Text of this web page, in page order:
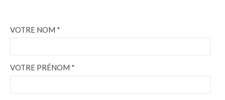
VOTRE NOM *
VOTRE PRÉNOM *